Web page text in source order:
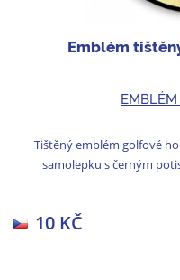
Emblém
Tištěný emblém golfové
samolepku s černým
10 KČ